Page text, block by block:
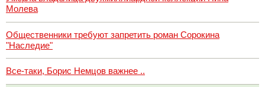
Молева
Общественники требуют запретить роман Сорокина
"Наследие"
Все-таки, Борис Немцов важнее ..